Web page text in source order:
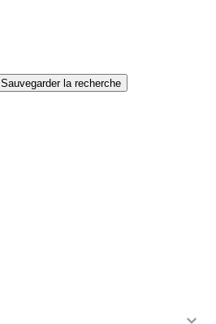
Sauvegarder la recherche